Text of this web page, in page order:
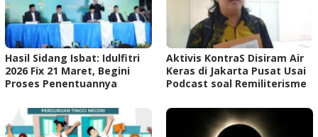
Hasil Sidang Isbat: Idulfitri
2026 Fix 21 Maret, Begini
Proses Penentuannya
Aktivis KontraS Disiram Air
Keras di Jakarta Pusat Usai
Podcast soal Remiliterisme